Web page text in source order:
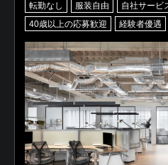
転勤なし 服装自由
自社サービ
40歳以上の応募歓迎
経験者優遇